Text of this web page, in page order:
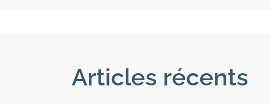
Articles récents